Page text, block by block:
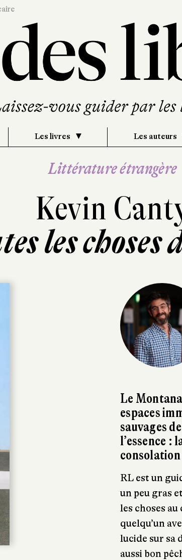
Les livres Les auteurs
Littérature étrangère
Kevin
les choses
Le
espaces
sauvages
l’essence :
consolation
RL est un
un peu gras
les choses
quelqu’un
lucide sur sa
aussi bon